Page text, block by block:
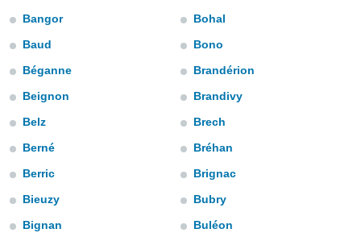
permite
seguir
coste.
botón
a la
todas
ya sean
CONTINUAR
CONFIGURACIÓN
Bangor
Baud
Béganne
Beignon
Belz
Berné
Berric
Bieuzy
Bignan
Bohal
Bono
Brandérion
Brandivy
Brech
Bréhan
Brignac
Bubry
Buléon